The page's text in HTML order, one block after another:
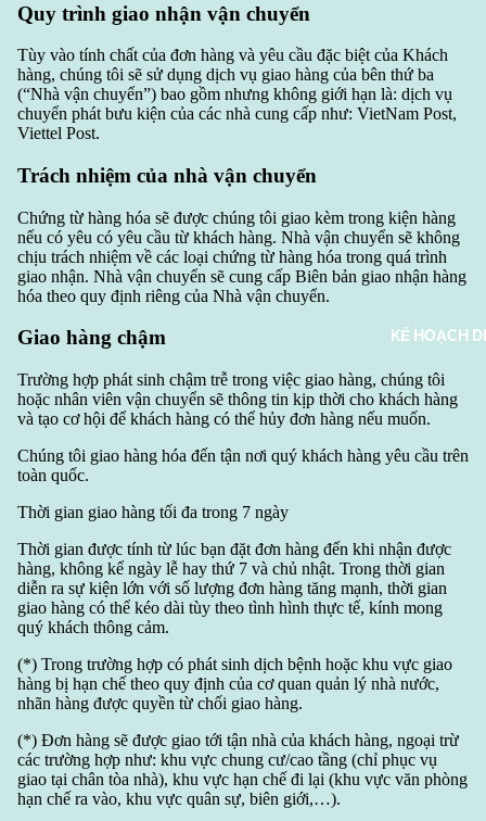
KẾ HOẠCH
Quy trình giao nhận vận chuyển
Tùy vào tính chất của đơn hàng và yêu cầu đặc biệt của Khách
hàng, chúng tôi sẽ sử dụng dịch vụ giao hàng của bên thứ ba
(“Nhà vận chuyển”) bao gồm nhưng không giới hạn là: dịch vụ
chuyển phát bưu kiện của các nhà cung cấp như: VietNam Post,
Viettel Post.
Trách nhiệm của nhà vận chuyển
Chứng từ hàng hóa sẽ được chúng tôi giao kèm trong kiện hàng
nếu có yêu có yêu cầu từ khách hàng. Nhà vận chuyển sẽ không
chịu trách nhiệm về các loại chứng từ hàng hóa trong quá trình
giao nhận. Nhà vận chuyển sẽ cung cấp Biên bản giao nhận hàng
hóa theo quy định riêng của Nhà vận chuyển.
Giao hàng chậm
Trường hợp phát sinh chậm trễ trong việc giao hàng, chúng tôi
hoặc nhân viên vận chuyển sẽ thông tin kịp thời cho khách hàng
và tạo cơ hội để khách hàng có thể hủy đơn hàng nếu muốn.
Chúng tôi giao hàng hóa đến tận nơi quý khách hàng yêu cầu trên
toàn quốc.
Thời gian giao hàng tối đa trong 7 ngày
Thời gian được tính từ lúc bạn đặt đơn hàng đến khi nhận được
hàng, không kể ngày lễ hay thứ 7 và chủ nhật. Trong thời gian
diễn ra sự kiện lớn với số lượng đơn hàng tăng mạnh, thời gian
giao hàng có thể kéo dài tùy theo tình hình thực tế, kính mong
quý khách thông cảm.
(*) Trong trường hợp có phát sinh dịch bệnh hoặc khu vực giao
hàng bị hạn chế theo quy định của cơ quan quản lý nhà nước,
nhãn hàng được quyền từ chối giao hàng.
(*) Đơn hàng sẽ được giao tới tận nhà của khách hàng, ngoại trừ
các trường hợp như: khu vực chung cư/cao tầng (chỉ phục vụ
giao tại chân tòa nhà), khu vực hạn chế đi lại (khu vực văn phòng
hạn chế ra vào, khu vực quân sự, biên giới,…).